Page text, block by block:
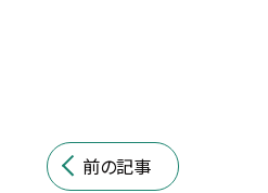
前の記事